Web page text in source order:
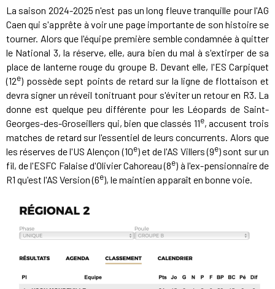
La saison 2024-2025 n'est pas un long fleuve tranquille pour l'AG
Caen qui s'apprête à voir une page importante de son histoire se
tourner. Alors que l'équipe première semble condamnée à quitter
le National 3, la réserve, elle, aura bien du mal à s'extirper de sa
place de lanterne rouge du groupe B. Devant elle, l'ES Carpiquet
(12e) possède sept points de retard sur la ligne de flottaison et
devra signer un réveil tonitruant pour s'éviter un retour en R3. La
donne est quelque peu différente pour les Léopards de Saint-
Georges-des-Groseillers qui, bien que classés 11e, accusent trois
matches de retard sur l'essentiel de leurs concurrents. Alors que
les réserves de l'US Alençon (10e) et de l'AS Villers (9e) sont sur un
fil, de l'ESFC Falaise d'Olivier Cahoreau (8e) à l'ex-pensionnaire de
R1 qu'est l'AS Version (6e), le maintien apparaît en bonne voie.